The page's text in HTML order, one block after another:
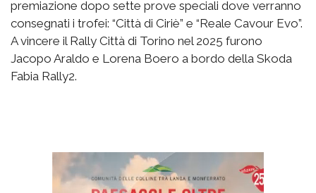
premiazione dopo sette prove speciali dove verranno
consegnati i trofei: “Città di Ciriè” e “Reale Cavour Evo”.
A vincere il Rally Città di Torino nel 2025 furono
Jacopo Araldo e Lorena Boero a bordo della Skoda
Fabia Rally2.